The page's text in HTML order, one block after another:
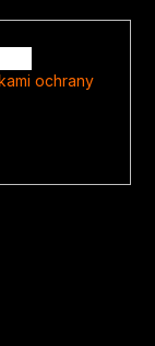
ochrany